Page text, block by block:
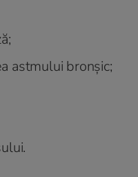
astmului bronșic;